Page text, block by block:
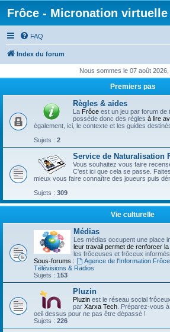
Frôce - Micronation
FAQ
Index du forum
Nous sommes le 07 août 2026,
Premiers pas
Règles & aides
La Frôce est un jeu par forum de
possède donc des règles à lire
également, ici, le contexte et les guides
Sujets : 2
Service de Naturalisation
Vous souhaitez vous faire
C'est ici que cela se passe.
mieux vous faire connaître des joueurs puis
Sujets : 309
Vie culturelle
Médias
Les médias occupent une place
leur travail permet de renforcer
les frôceuses et frôceux informés
Sous-forums :
Agence de l'Information
Télévisions & Radios
Sujets : 153
Pluzin
Pluzin est le réseau social
par Xarxa Tech . Préparez-vous
oeil dessus pour ne pas être dépassé !
Sujets : 226